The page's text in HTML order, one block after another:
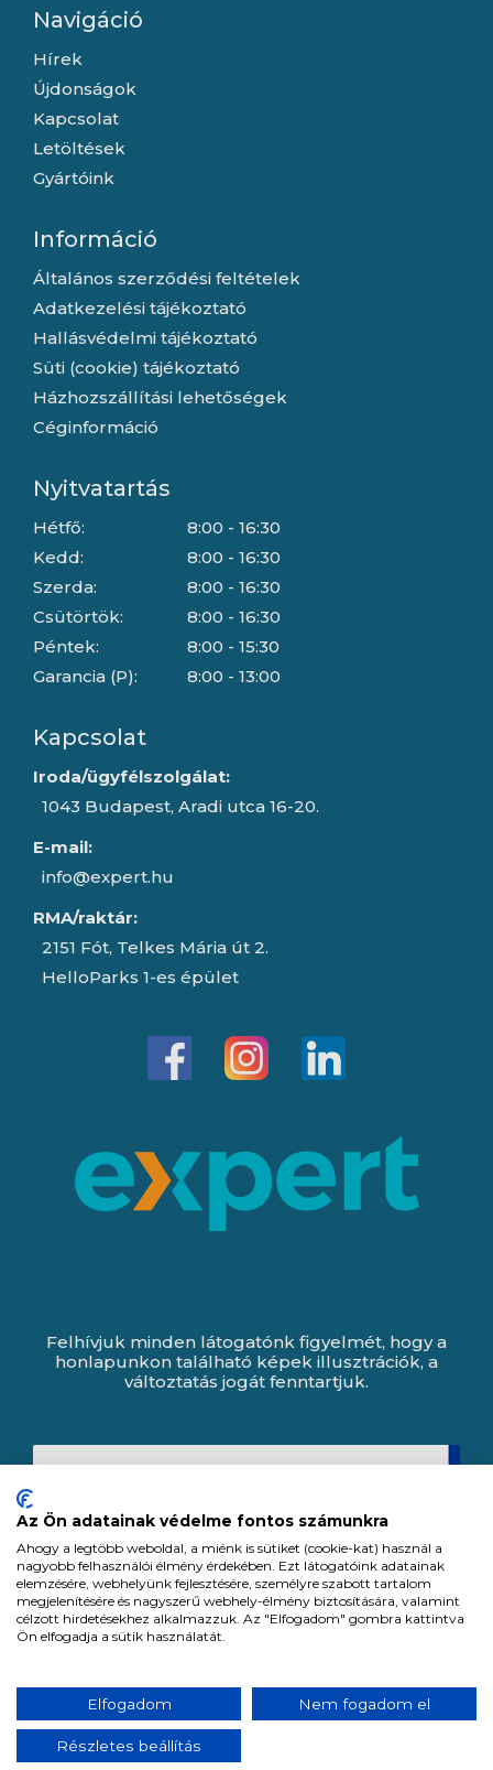
Navigáció
Hírek
Újdonságok
Kapcsolat
Letöltések
Gyártóink
Információ
Általános szerződési feltételek
Adatkezelési tájékoztató
Hallásvédelmi tájékoztató
Süti (cookie) tájékoztató
Házhozszállítási lehetőségek
Céginformáció
Nyitvatartás
Hétfő:
Kedd:
Szerda:
Csütörtök:
Péntek:
Garancia (P):
8:00 - 16:30
8:00 - 16:30
8:00 - 16:30
8:00 - 16:30
8:00 - 15:30
8:00 - 13:00
Kapcsolat
Iroda/ügyfélszolgálat:
1043 Budapest, Aradi utca 16-20.
E-mail:
info@expert.hu
RMA/raktár:
2151 Fót, Telkes Mária út 2.
HelloParks 1-es épület
Felhívjuk minden látogatónk figyelmét, hogy a
honlapunkon található képek illusztrációk, a
változtatás jogát fenntartjuk.
Minden jog fenntartva. All rights reserved.
Tervezte és készítette:
Az Ön adatainak védelme fontos számunkra
Ahogy a legtöbb weboldal, a miénk is sütiket (cookie-kat) használ a
nagyobb felhasználói élmény érdekében. Ezt látogatóink adatainak
elemzésére, webhelyünk fejlesztésére, személyre szabott tartalom
megjelenítésére és nagyszerű webhely-élmény biztosítására, valamint
célzott hirdetésekhez alkalmazzuk. Az "Elfogadom" gombra kattintva
Ön elfogadja a sütik használatát.
Elfogadom Nem fogadom el
Részletes beállítás